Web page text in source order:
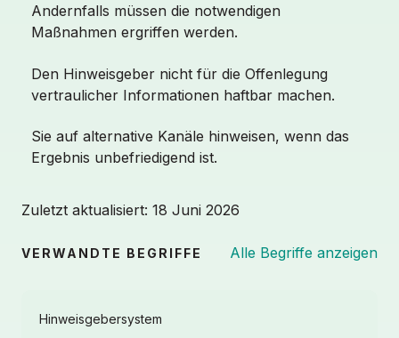
Andernfalls müssen die notwendigen
Maßnahmen ergriffen werden.
Den Hinweisgeber nicht für die Offenlegung
vertraulicher Informationen haftbar machen.
Sie auf alternative Kanäle hinweisen, wenn das
Ergebnis unbefriedigend ist.
Zuletzt aktualisiert: 18 Juni 2026
VERWANDTE BEGRIFFE Alle Begriffe anzeigen
Hinweisgebersystem